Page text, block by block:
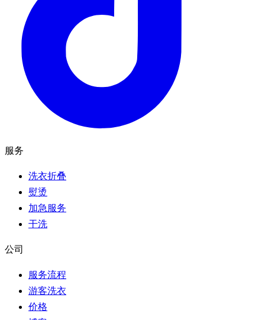
服务
洗衣折叠
熨烫
加急服务
干洗
公司
服务流程
游客洗衣
价格